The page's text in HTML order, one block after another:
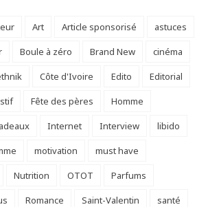
Art Article sponsorisé
astuces
Boule à zéro Brand New
cinéma
Côte d'Ivoire Edito
Editorial
Fête des pères
Homme
Internet Interview
libido
motivation
must have
Nutrition OTOT
Parfums
Romance Saint-Valentin
santé